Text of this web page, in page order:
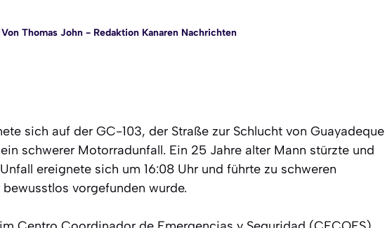
Von Thomas John- Redaktion Kanaren Nachrichten
sich auf der GC-103, der Straße zur Schlucht von Guayadeque
schwerer Motorradunfall. Ein 25 Jahre alter Mann stürzte und
ereignete sich um 16:08 Uhr und führte zu schweren
vorgefunden wurde.